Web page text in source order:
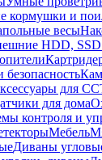
кормушки и
весы
HDD, SSD
для
для дома
контроля и
Мебель
Диваны